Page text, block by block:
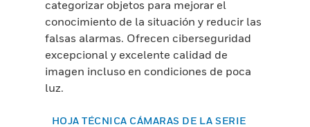
categorizar objetos para mejorar el
conocimiento de la situación y reducir las
falsas alarmas. Ofrecen ciberseguridad
excepcional y excelente calidad de
imagen incluso en condiciones de poca
luz.
HOJA TÉCNICA CÁMARAS DE LA SERIE